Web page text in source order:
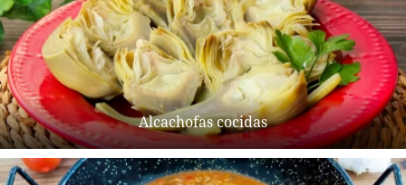
Alcachofas cocidas